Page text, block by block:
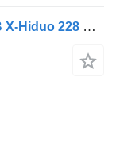
Mercedes-Benz Arocs 2643 6x4 / HIAB X-Hiduo 228 E-4 crane / remote control / P